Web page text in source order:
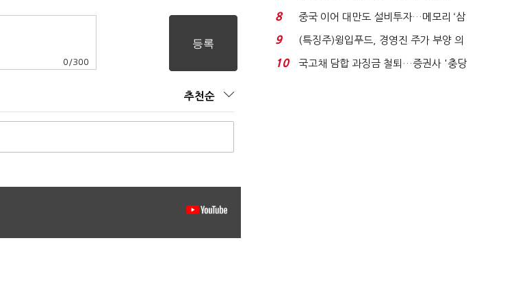
0 /300
추천순
적극적 조사로 진...
8
중국 이어 대만도 설비투자…메모리 ‘삼
국전쟁’
9
(특징주)윙입푸드, 경영진 주가 부양 의
지에 상한가...
10
국고채 담합 과징금 철퇴…증권사 '충당